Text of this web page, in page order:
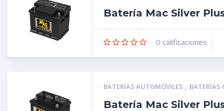
Batería Mac Silver
0 calificaciones
BATERÍAS AUTOMÓVILES , BATERÍAS
Batería Mac Silver